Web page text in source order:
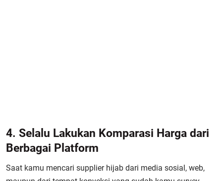
4. Selalu Lakukan Komparasi Harga dari
Berbagai Platform
Saat kamu mencari supplier hijab dari media sosial, web,